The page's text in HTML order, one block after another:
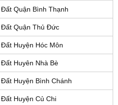
Quận Bình Thạnh
Đất Quận Thủ Đức
Huyện Hóc Môn
Huyên Nhà Bè
Huyện Bình Chánh
Huyện Củ Chi